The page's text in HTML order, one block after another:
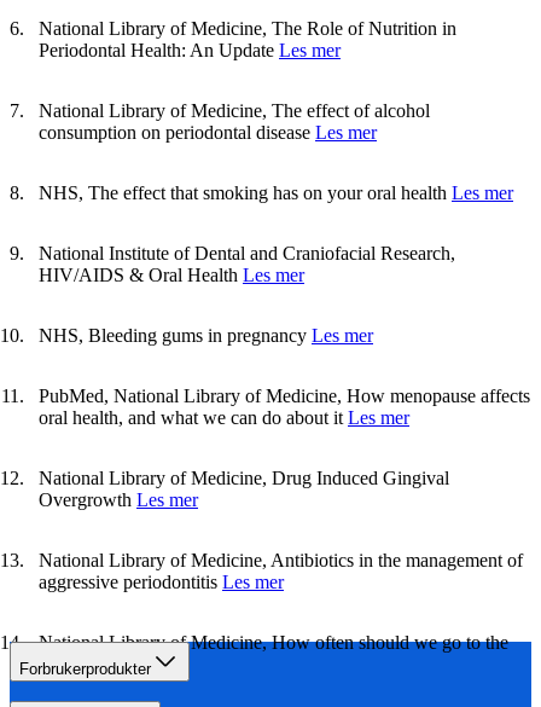
National Library of Medicine, The Role of Nutrition in
Periodontal Health: An Update Les mer
National Library of Medicine, The effect of alcohol
consumption on periodontal disease Les mer
NHS, The effect that smoking has on your oral health Les mer
National Institute of Dental and Craniofacial Research,
HIV/AIDS & Oral Health Les mer
NHS, Bleeding gums in pregnancy Les mer
PubMed, National Library of Medicine, How menopause affects
oral health, and what we can do about it Les mer
National Library of Medicine, Drug Induced Gingival
Overgrowth Les mer
National Library of Medicine, Antibiotics in the management of
aggressive periodontitis Les mer
National Library of Medicine, How often should we go to the
dentist? Les mer
Forbrukerprodukter